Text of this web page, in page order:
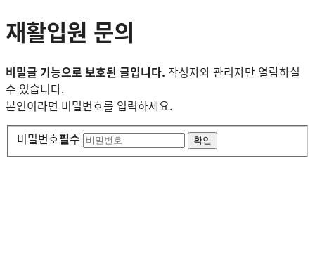
재활입원 문의
비밀글 기능으로 보호된 글입니다. 작성자와 관리자만 열람하실
수 있습니다.
본인이라면 비밀번호를 입력하세요.
비밀번호필수